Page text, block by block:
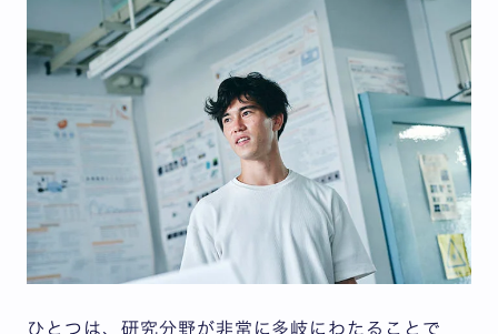
ひとつは、研究分野が非常に多岐にわたることで